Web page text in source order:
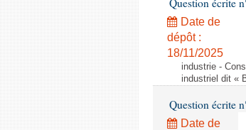
Question écrite
Date de
dépôt :
18/11/2025
industrie -
industriel dit «
Question écrite
Date de